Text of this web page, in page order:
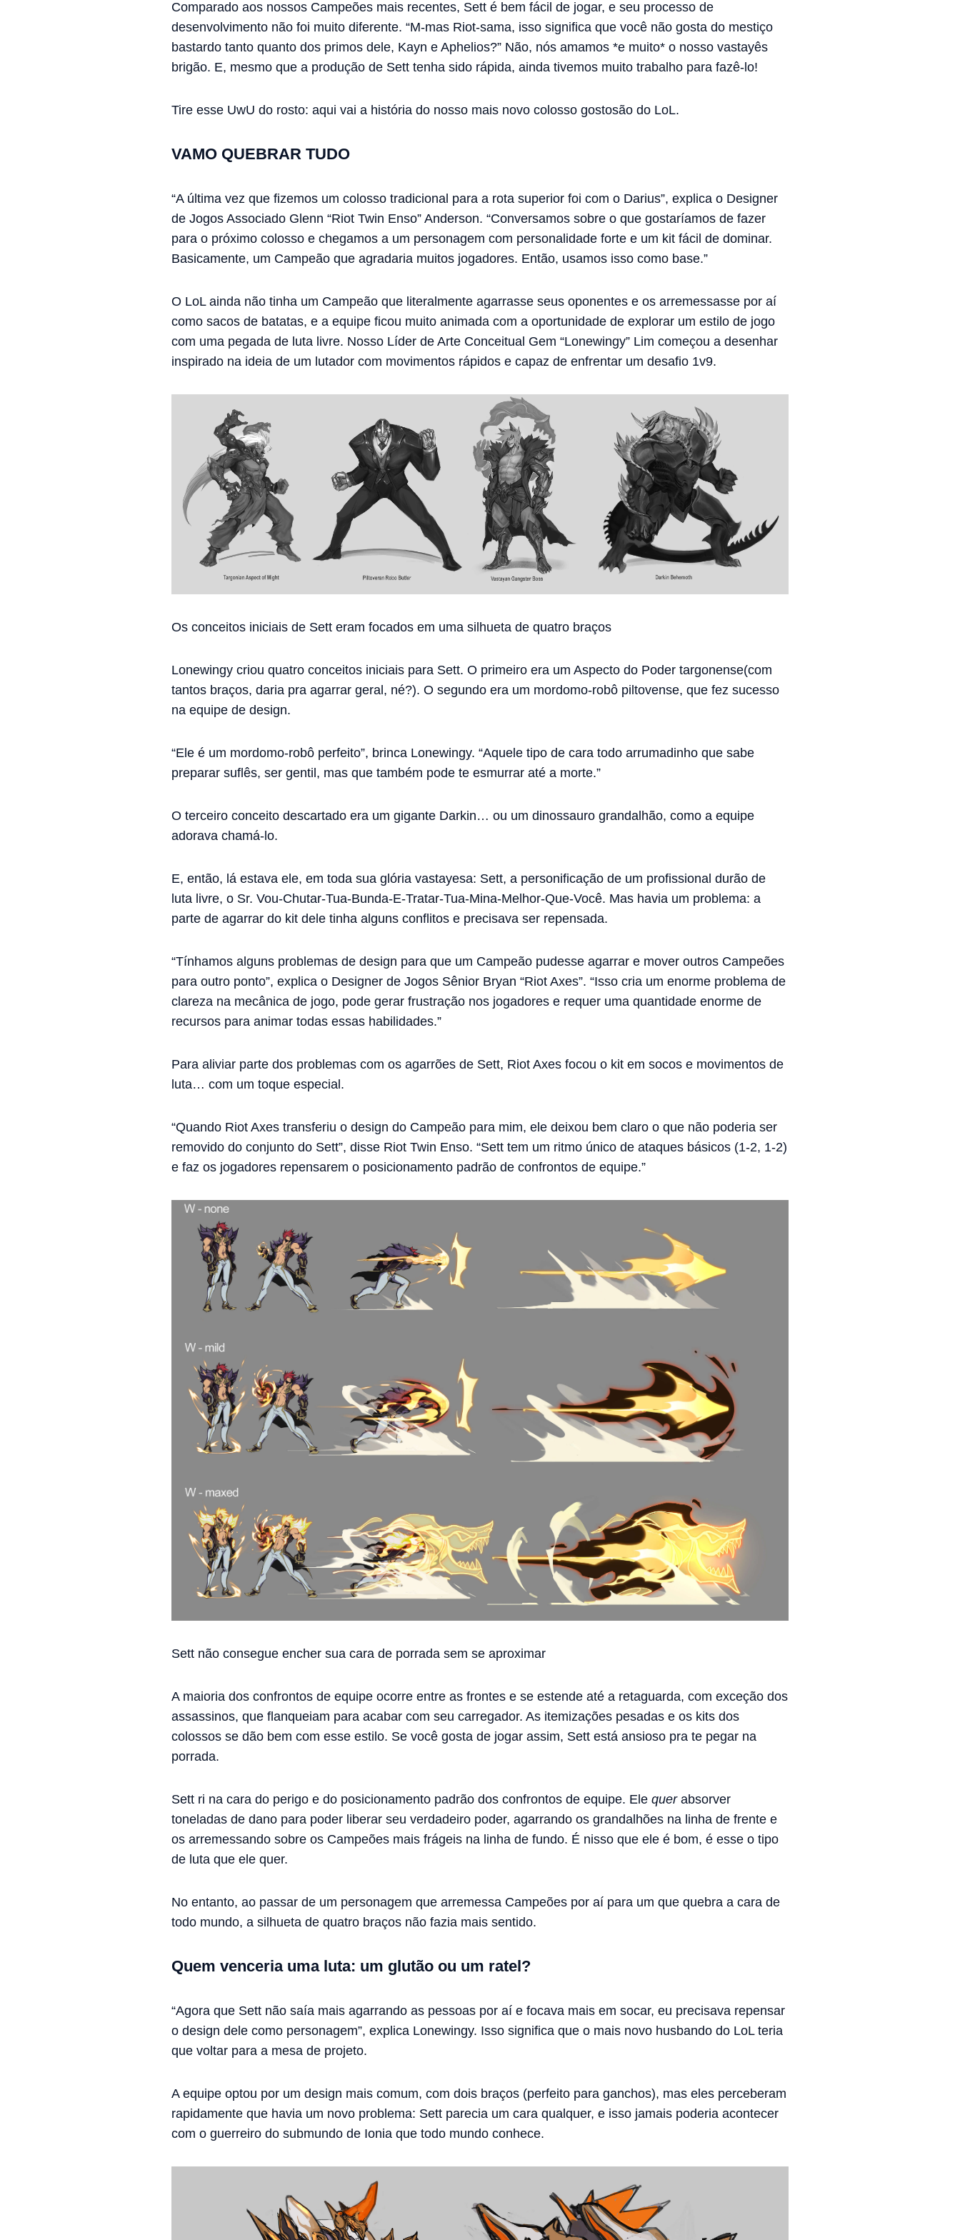
Comparado aos nossos Campeões mais recentes, Sett é bem fácil de jogar, e seu processo de
desenvolvimento não foi muito diferente. “M-mas Riot-sama, isso significa que você não gosta do mestiço
bastardo tanto quanto dos primos dele, Kayn e Aphelios?” Não, nós amamos *e muito* o nosso vastayês
brigão. E, mesmo que a produção de Sett tenha sido rápida, ainda tivemos muito trabalho para fazê-lo!
Tire esse UwU do rosto: aqui vai a história do nosso mais novo colosso gostosão do LoL.
VAMO QUEBRAR TUDO
“A última vez que fizemos um colosso tradicional para a rota superior foi com o Darius”, explica o Designer
de Jogos Associado Glenn “Riot Twin Enso” Anderson. “Conversamos sobre o que gostaríamos de fazer
para o próximo colosso e chegamos a um personagem com personalidade forte e um kit fácil de dominar.
Basicamente, um Campeão que agradaria muitos jogadores. Então, usamos isso como base.”
O LoL ainda não tinha um Campeão que literalmente agarrasse seus oponentes e os arremessasse por aí
como sacos de batatas, e a equipe ficou muito animada com a oportunidade de explorar um estilo de jogo
com uma pegada de luta livre. Nosso Líder de Arte Conceitual Gem “Lonewingy” Lim começou a desenhar
inspirado na ideia de um lutador com movimentos rápidos e capaz de enfrentar um desafio 1v9.
Os conceitos iniciais de Sett eram focados em uma silhueta de quatro braços
Lonewingy criou quatro conceitos iniciais para Sett. O primeiro era um Aspecto do Poder targonense(com
tantos braços, daria pra agarrar geral, né?). O segundo era um mordomo-robô piltovense, que fez sucesso
na equipe de design.
“Ele é um mordomo-robô perfeito”, brinca Lonewingy. “Aquele tipo de cara todo arrumadinho que sabe
preparar suflês, ser gentil, mas que também pode te esmurrar até a morte.”
O terceiro conceito descartado era um gigante Darkin… ou um dinossauro grandalhão, como a equipe
adorava chamá-lo.
E, então, lá estava ele, em toda sua glória vastayesa: Sett, a personificação de um profissional durão de
luta livre, o Sr. Vou-Chutar-Tua-Bunda-E-Tratar-Tua-Mina-Melhor-Que-Você. Mas havia um problema: a
parte de agarrar do kit dele tinha alguns conflitos e precisava ser repensada.
“Tínhamos alguns problemas de design para que um Campeão pudesse agarrar e mover outros Campeões
para outro ponto”, explica o Designer de Jogos Sênior Bryan “Riot Axes”. “Isso cria um enorme problema de
clareza na mecânica de jogo, pode gerar frustração nos jogadores e requer uma quantidade enorme de
recursos para animar todas essas habilidades.”
Para aliviar parte dos problemas com os agarrões de Sett, Riot Axes focou o kit em socos e movimentos de
luta… com um toque especial.
“Quando Riot Axes transferiu o design do Campeão para mim, ele deixou bem claro o que não poderia ser
removido do conjunto do Sett”, disse Riot Twin Enso. “Sett tem um ritmo único de ataques básicos (1-2, 1-2)
e faz os jogadores repensarem o posicionamento padrão de confrontos de equipe.”
Sett não consegue encher sua cara de porrada sem se aproximar
A maioria dos confrontos de equipe ocorre entre as frontes e se estende até a retaguarda, com exceção dos
assassinos, que flanqueiam para acabar com seu carregador. As itemizações pesadas e os kits dos
colossos se dão bem com esse estilo. Se você gosta de jogar assim, Sett está ansioso pra te pegar na
porrada.
Sett ri na cara do perigo e do posicionamento padrão dos confrontos de equipe. Ele querabsorver
toneladas de dano para poder liberar seu verdadeiro poder, agarrando os grandalhões na linha de frente e
os arremessando sobre os Campeões mais frágeis na linha de fundo. É nisso que ele é bom, é esse o tipo
de luta que ele quer.
No entanto, ao passar de um personagem que arremessa Campeões por aí para um que quebra a cara de
todo mundo, a silhueta de quatro braços não fazia mais sentido.
Quem venceria uma luta: um glutão ou um ratel?
“Agora que Sett não saía mais agarrando as pessoas por aí e focava mais em socar, eu precisava repensar
o design dele como personagem”, explica Lonewingy. Isso significa que o mais novo husbando do LoL teria
que voltar para a mesa de projeto.
A equipe optou por um design mais comum, com dois braços (perfeito para ganchos), mas eles perceberam
rapidamente que havia um novo problema: Sett parecia um cara qualquer, e isso jamais poderia acontecer
com o guerreiro do submundo de Ionia que todo mundo conhece.